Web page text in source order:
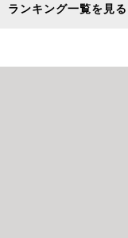
ランキング一覧を見る